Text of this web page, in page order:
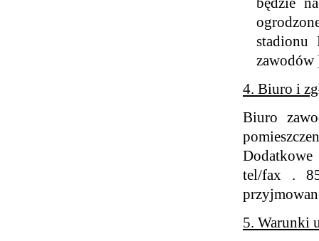
stadionu
zawodów
4. Biuro i
Biuro
tel/fax . 85
5. Warunki